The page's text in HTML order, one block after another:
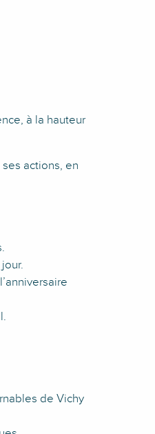
à la hauteur
actions, en
de Vichy